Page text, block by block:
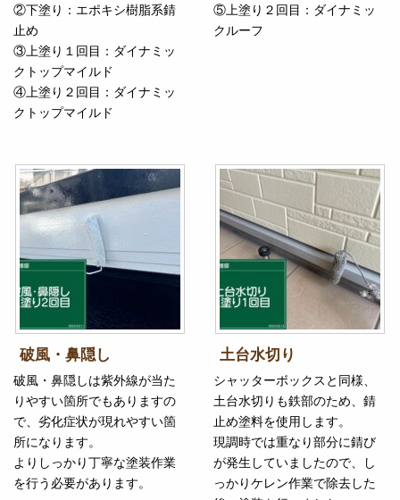
②下塗り：エポキシ樹脂系錆
止め
③上塗り１回目：ダイナミッ
クトップマイルド
④上塗り２回目：ダイナミッ
クトップマイルド
⑤上塗り２回目：ダイナミッ
クルーフ
破風・鼻隠し
破風・鼻隠しは紫外線が当た
りやすい箇所でもありますの
で、劣化症状が現れやすい箇
所になります。
よりしっかり丁寧な塗装作業
を行う必要があります。
土台水切り
シャッターボックスと同様、
土台水切りも鉄部のため、錆
止め塗料を使用します。
現調時では重なり部分に錆び
が発生していましたので、し
っかりケレン作業で除去した